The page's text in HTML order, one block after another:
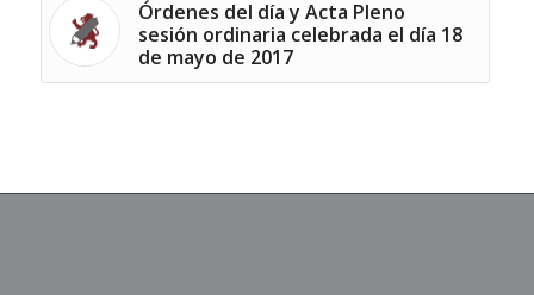
Órdenes del día y Acta Pleno
sesión ordinaria celebrada el día 18
de mayo de 2017